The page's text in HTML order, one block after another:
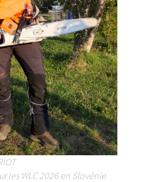
les WLC 2026 en Slovénie